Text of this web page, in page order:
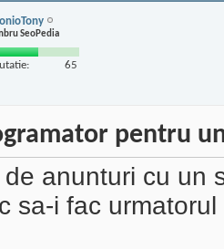
SeoPedia
65
pentru
anunturi cu un
sa-i fac urmatorul